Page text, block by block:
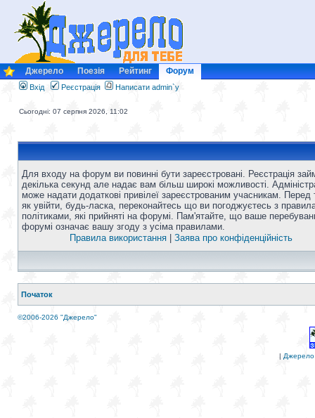
Джерело Поезія Рейтинг Форум
Вхід Реєстрація Написати admin`у
Сьогодні: 07 серпня 2026, 11:02
Для входу на форум ви повинні бути зареєстровані. Реєстрація
декілька секунд але надає вам більш широкі можливості.
може надати додаткові привілеї зареєстрованим учасникам. Перед
як увійти, будь-ласка, переконайтесь що ви погоджуєтесь з
політиками, які прийняті на форумі. Пам'ятайте, що ваше
форумі означає вашу згоду з усіма правилами.
Правила використання
Заява про конфіденційність
Початок
©2006-2026 "Джерело"
| Джерело